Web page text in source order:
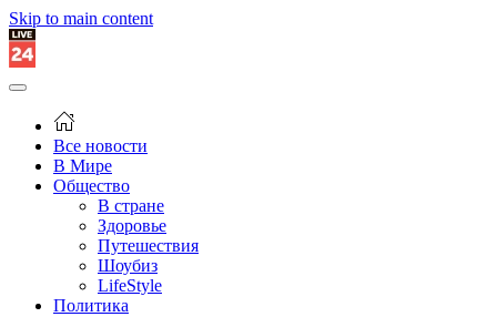
Skip to main content
Все новости
В Мире
Общество
В стране
Здоровье
Путешествия
Шоубиз
LifeStyle
Политика